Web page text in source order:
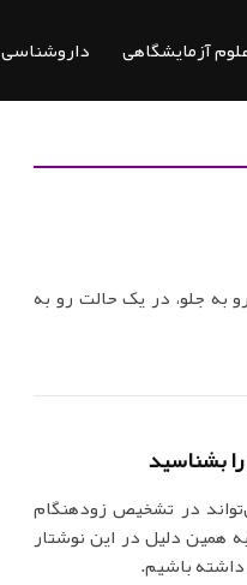
آزمایشگاهی داروشناسی
به جلو، در یک حالت رو به
بشناسید
در تشخیص زودهنگام
همین دلیل در این نوشتار
داشته باشیم.